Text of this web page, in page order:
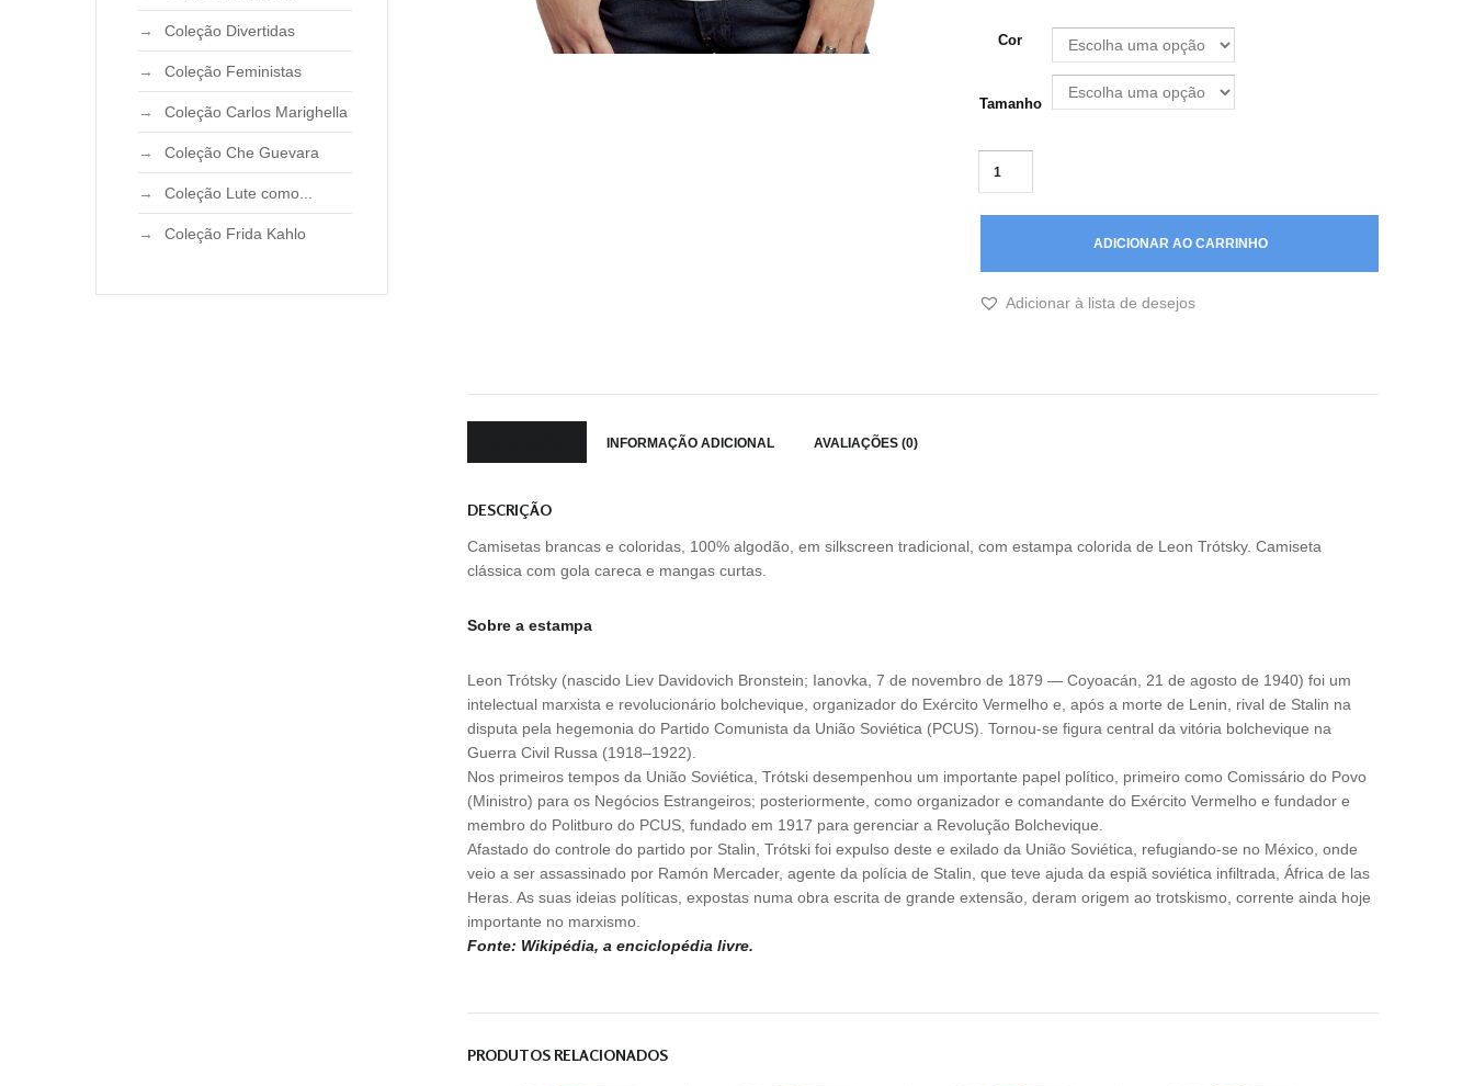
Cor
Tamanho
100%
de
Trótski
ADICIONAR AO CARRINHO
Adicionar à lista de desejos
INFORMAÇÃO ADICIONAL AVALIAÇÕES (0)
DESCRIÇÃO
Camisetas brancas e coloridas, 100% algodão, em silkscreen tradicional, com estampa colorida de Leon Trótsky. Camiseta
clássica com gola careca e mangas curtas.
Sobre a estampa
Leon Trótsky (nascido Liev Davidovich Bronstein; Ianovka, 7 de novembro de 1879 — Coyoacán, 21 de agosto de 1940) foi um
intelectual marxista e revolucionário bolchevique, organizador do Exército Vermelho e, após a morte de Lenin, rival de Stalin na
disputa pela hegemonia do Partido Comunista da União Soviética (PCUS). Tornou-se figura central da vitória bolchevique na
Guerra Civil Russa (1918–1922).
Nos primeiros tempos da União Soviética, Trótski desempenhou um importante papel político, primeiro como Comissário do Povo
(Ministro) para os Negócios Estrangeiros; posteriormente, como organizador e comandante do Exército Vermelho e fundador e
membro do Politburo do PCUS, fundado em 1917 para gerenciar a Revolução Bolchevique.
Afastado do controle do partido por Stalin, Trótski foi expulso deste e exilado da União Soviética, refugiando-se no México, onde
veio a ser assassinado por Ramón Mercader, agente da polícia de Stalin, que teve ajuda da espiã soviética infiltrada, África de las
Heras. As suas ideias políticas, expostas numa obra escrita de grande extensão, deram origem ao trotskismo, corrente ainda hoje
importante no marxismo.
Fonte: Wikipédia, a enciclopédia livre.
PRODUTOS RELACIONADOS
Coleção Divertidas
Coleção Feministas
Coleção Carlos Marighella
Coleção Che Guevara
Coleção Lute como...
Coleção Frida Kahlo